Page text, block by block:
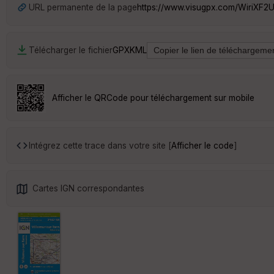
URL permanente de la pagehttps://www.visugpx.com/
Télécharger le fichierGPXKML
Afficher le QRCode pour téléchargement sur mobile
Intégrez cette trace dans votre site [Afficher le code]
Cartes IGN correspondantes